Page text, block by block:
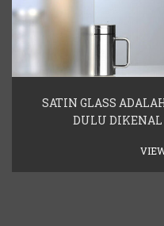
SATIN GLASS
DULU DIKENAL